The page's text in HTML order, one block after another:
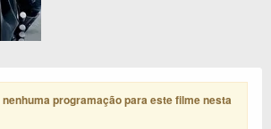
programação para este filme nesta